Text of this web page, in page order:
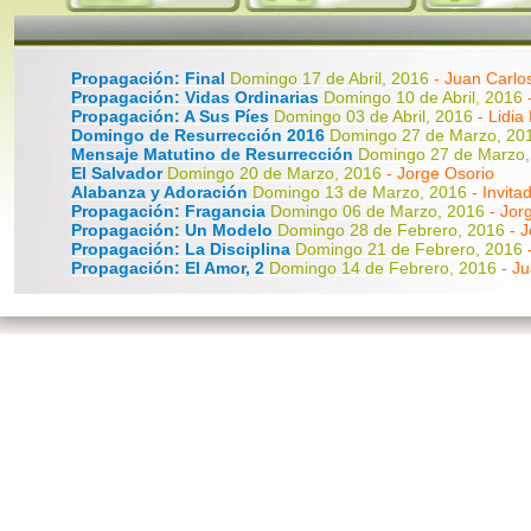
Propagación: Final Domingo 17 de Abril, 2016 - Juan
Propagación: Vidas Ordinarias Domingo 10 de Abril, 2016
Propagación: A Sus Píes Domingo 03 de Abril, 2016 - Lidia
Domingo de Resurrección 2016 Domingo 27 de Marzo,
Mensaje Matutino de Resurrección Domingo 27 de
El Salvador Domingo 20 de Marzo, 2016 - Jorge Osorio
Alabanza y Adoración Domingo 13 de Marzo, 2016 -
Propagación: Fragancia Domingo 06 de Marzo, 2016 -
Propagación: Un Modelo Domingo 28 de Febrero, 2016 -
Propagación: La Disciplina Domingo 21 de Febrero, 2016
Propagación: El Amor, 2 Domingo 14 de Febrero, 2016 -
Propagación: La Iglesia, 1Domingo 24 de Enero, 2016-